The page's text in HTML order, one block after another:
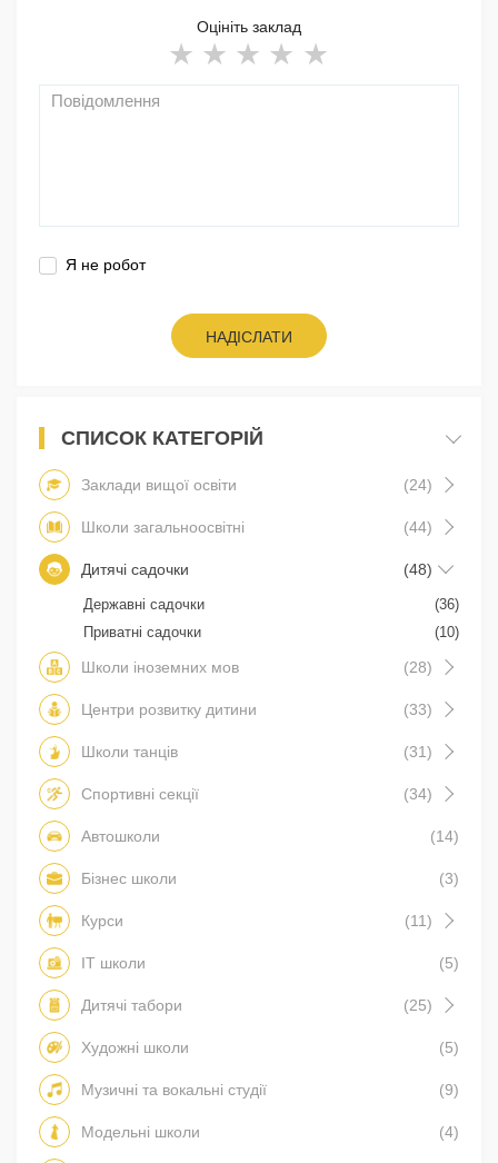
Оцініть заклад
Я не робот
НАДІСЛАТИ
СПИСОК КАТЕГОРІЙ
Заклади вищої освіти (24)
Школи загальноосвітні (44)
Дитячі садочки (48)
Державні садочки
(36)
Приватні садочки
(10)
Школи іноземних мов (28)
Центри розвитку дитини (33)
Школи танців (31)
Спортивні секції (34)
Автошколи (14)
Бізнес школи (3)
Курси (11)
IT школи (5)
Дитячі табори (25)
Художні школи (5)
Музичні та вокальні студії (9)
Модельні школи (4)